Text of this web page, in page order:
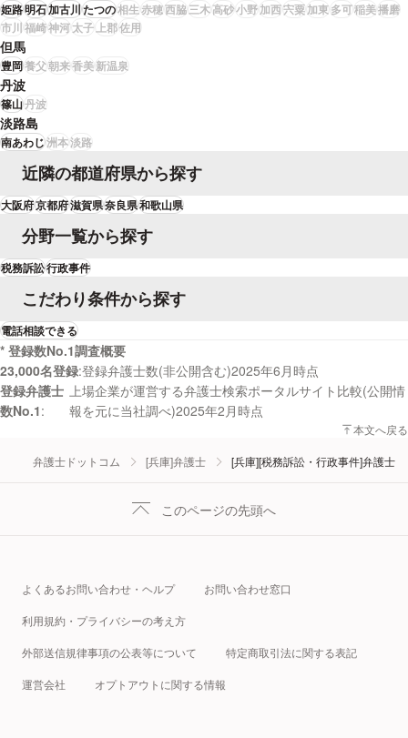
姫路明石加古川たつの相生赤穂西脇三木高砂小野加西宍粟加東多可稲美播磨
市川福崎神河太子上郡佐用
但馬
豊岡養父朝来香美新温泉
丹波
篠山丹波
淡路島
南あわじ洲本淡路
近隣の都道府県から探す
大阪府京都府滋賀県奈良県和歌山県
分野一覧から探す
税務訴訟行政事件
こだわり条件から探す
電話相談できる
* 登録数No.1調査概要
23,000名登録 登録弁護士数(非公開含む)2025年6月時点
登録弁護士
数No.1
上場企業が運営する弁護士検索ポータルサイト比較(公開情
報を元に当社調べ)2025年2月時点
本文へ戻る
弁護士ドットコム [兵庫]弁護士 [兵庫][税務訴訟・行政事件]弁護士
このページの先頭へ
よくあるお問い合わせ・ヘルプ お問い合わせ窓口
利用規約・プライバシーの考え方
外部送信規律事項の公表等について 特定商取引法に関する表記
運営会社 オプトアウトに関する情報